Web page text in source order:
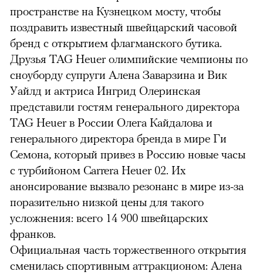
пространстве на Кузнецком мосту, чтобы
поздравить известный швейцарский часовой
бренд с открытием флагманского бутика.
Друзья TAG Heuer олимпийские чемпионы по
сноуборду супруги Алена Заварзина и Вик
Уайлд и актриса Ингрид Олеринская
представили гостям генерального директора
TAG Heuer в России Олега Кайдалова и
генерального директора бренда в мире Ги
Семона, который привез в Россию новые часы
с турбийоном Carrera Heuer 02. Их
анонсирование вызвало резонанс в мире из-за
поразительно низкой цены для такого
усложнения: всего 14 900 швейцарских
франков.
Официальная часть торжественного открытия
сменилась спортивным аттракционом: Алена